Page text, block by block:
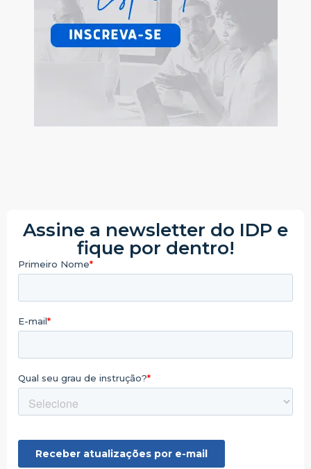
Assine a newsletter do IDP e
fique por dentro!